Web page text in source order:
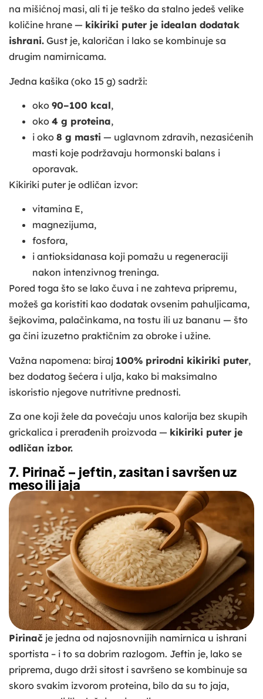
na mišićnoj masi, ali ti je teško da stalno jedeš velike
količine hrane — kikiriki puter je idealan dodatak
ishrani. Gust je, kaloričan i lako se kombinuje sa
drugim namirnicama.
Jedna kašika (oko 15 g) sadrži:
oko 90–100 kcal,
oko 4 g proteina,
i oko 8 g masti — uglavnom zdravih, nezasićenih
masti koje podržavaju hormonski balans i
oporavak.
Kikiriki puter je odličan izvor:
vitamina E,
magnezijuma,
fosfora,
i antioksidanasa koji pomažu u regeneraciji
nakon intenzivnog treninga.
Pored toga što se lako čuva i ne zahteva pripremu,
možeš ga koristiti kao dodatak ovsenim pahuljicama,
šejkovima, palačinkama, na tostu ili uz bananu — što
ga čini izuzetno praktičnim za obroke i užine.
Važna napomena: biraj 100% prirodni kikiriki puter,
bez dodatog šećera i ulja, kako bi maksimalno
iskoristio njegove nutritivne prednosti.
Za one koji žele da povećaju unos kalorija bez skupih
grickalica i prerađenih proizvoda — kikiriki puter je
odličan izbor.
7. Pirinač – jeftin, zasitan i savršen uz
meso ili jaja
Pirinač je jedna od najosnovnijih namirnica u ishrani
sportista – i to sa dobrim razlogom. Jeftin je, lako se
priprema, dugo drži sitost i savršeno se kombinuje sa
skoro svakim izvorom proteina, bilo da su to jaja,